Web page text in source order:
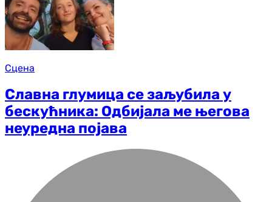
Сцена
Славна глумица се заљубила у
бескућника: Одбијала ме његова
неуредна појава